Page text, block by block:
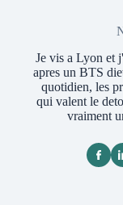
Je vis a Lyon et
apres un BTS
quotidien, les
qui valent le
vraiment